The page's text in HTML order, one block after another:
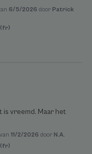
6/5/2026 door Patrick
(fr)
is vreemd. Maar het
11/2/2026 door N.A.
(fr)